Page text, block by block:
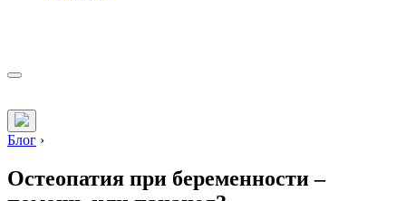
Блог ›
Остеопатия при беременности –